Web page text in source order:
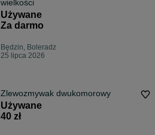
wielkości
Używane
Za darmo
Będzin, Boleradz
25 lipca 2026
Zlewozmywak dwukomorowy
Używane
40 zł